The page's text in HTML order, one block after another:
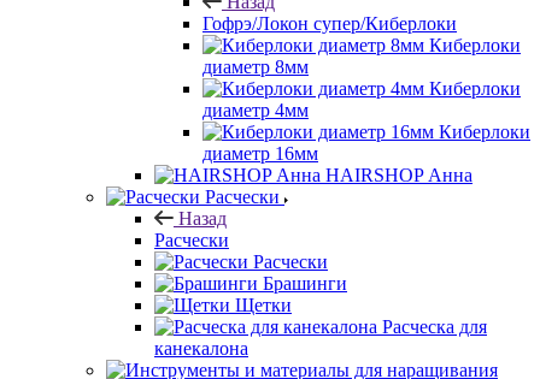
Гофрэ/Локон супер/Киберлоки
Киберлоки
диаметр 8мм
Киберлоки
диаметр 4мм
Киберлоки
диаметр 16мм
HAIRSHOP Анна
Расчески
Назад
Расчески
Расчески
Брашинги
Щетки
Расческа для
канекалона